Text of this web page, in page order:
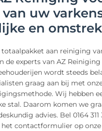
uw
en
aan reiniging
de experts van AZ
wordt steeds
graag aan bij met
Wij hebben
stal. Daarom komen we
advies. Bel 0164 311
contactformulier op